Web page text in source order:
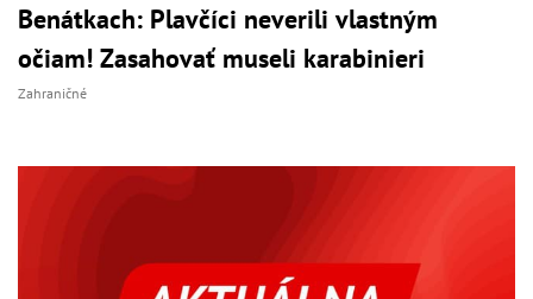
Benátkach: Plavčíci neverili vlastným
očiam! Zasahovať museli karabinieri
Zahraničné